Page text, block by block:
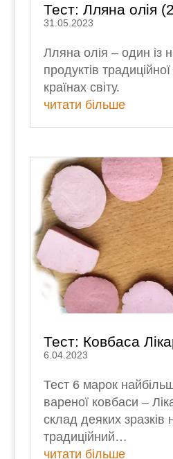
Тест: Лляна олія
31.05.2023
Лляна олія – один із
продуктів
країнах світу.
читати більше
Тест: Ковбаса
6.04.2023
Тест 6 марок
вареної ковбаси –
склад деяких зразків
традиційний…
читати більше